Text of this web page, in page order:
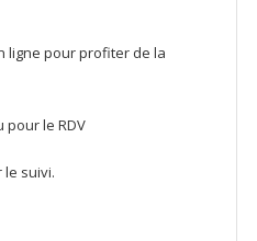
ligne pour profiter de la
le RDV
le suivi.